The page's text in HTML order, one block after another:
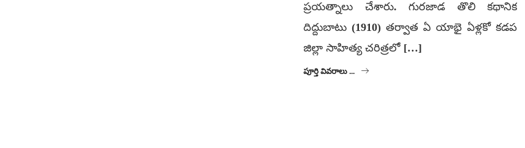
ప్రయత్నాలు చేశారు. గురజాడ తొలి కథానిక
దిద్దుబాటు (1910) తర్వాత ఏ యాభై ఏళ్లకో కడప
జిల్లా సాహిత్య చరిత్రలో […]
పూర్తి వివరాలు ...